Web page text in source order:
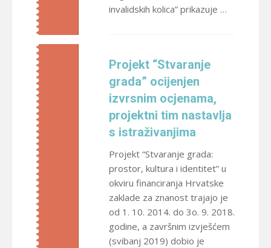
invalidskih kolica” prikazuje …
Projekt “Stvaranje
grada” ocijenjen
izvrsnim ocjenama,
projektni tim nastavlja
s istraživanjima
Projekt “Stvaranje grada:
prostor, kultura i identitet” u
okviru financiranja Hrvatske
zaklade za znanost trajajo je
od 1. 10. 2014. do 3o. 9. 2018.
godine, a završnim izvješćem
(svibanj 2019) dobio je